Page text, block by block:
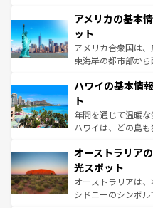
ンツ一覧を参照し
の建物がそのまま
博物館もあり、ア
ことができる。国民
者向けの交通パス
着のスイス情報はコ
アメリカの基本
ット
アメリカ合衆国は、
東海岸の都市部か
のような巨大都市
ンメントが詰まっ
西部には大自然が
ストーン国立公園
文化が魅力。旅行
しみながら、その多
るだろう。車でのロ
ならではの贅沢な旅のスタイル
情報は コンテンツ一
ハワイの基本情
ト
年間を通じて温暖
ハワイは、どの島
ワイ島は見逃せな
島だが、静かな自然
おすすめ。エメラル
文化や歴史が息づ
オーストラリア
光スポット
オーストラリアは、
シドニーのシンボ